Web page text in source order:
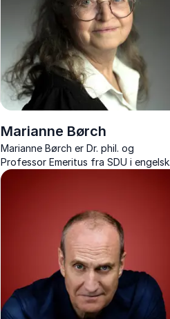
Marianne Børch
Marianne Børch er Dr. phil. og
Professor Emeritus fra SDU i engelsk
litteratur.